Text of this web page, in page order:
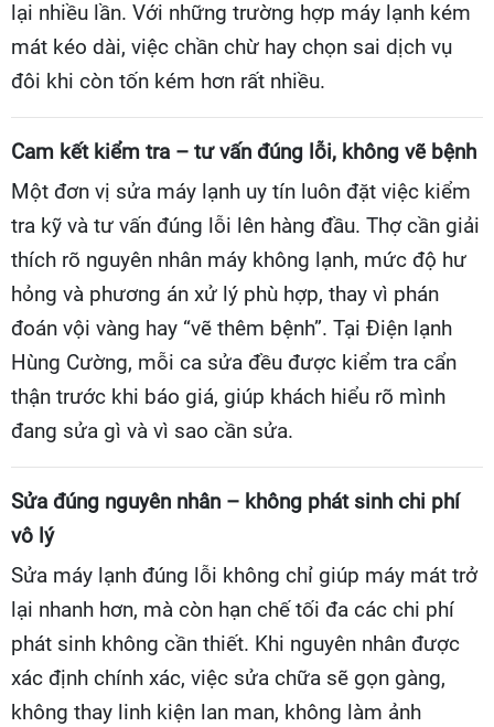
lại nhiều lần. Với những trường hợp máy lạnh kém
mát kéo dài, việc chần chừ hay chọn sai dịch vụ
đôi khi còn tốn kém hơn rất nhiều.
Cam kết kiểm tra – tư vấn đúng lỗi, không vẽ bệnh
Một đơn vị sửa máy lạnh uy tín luôn đặt việc kiểm
tra kỹ và tư vấn đúng lỗi lên hàng đầu. Thợ cần giải
thích rõ nguyên nhân máy không lạnh, mức độ hư
hỏng và phương án xử lý phù hợp, thay vì phán
đoán vội vàng hay “vẽ thêm bệnh”. Tại Điện lạnh
Hùng Cường, mỗi ca sửa đều được kiểm tra cẩn
thận trước khi báo giá, giúp khách hiểu rõ mình
đang sửa gì và vì sao cần sửa.
Sửa đúng nguyên nhân – không phát sinh chi phí
vô lý
Sửa máy lạnh đúng lỗi không chỉ giúp máy mát trở
lại nhanh hơn, mà còn hạn chế tối đa các chi phí
phát sinh không cần thiết. Khi nguyên nhân được
xác định chính xác, việc sửa chữa sẽ gọn gàng,
không thay linh kiện lan man, không làm ảnh